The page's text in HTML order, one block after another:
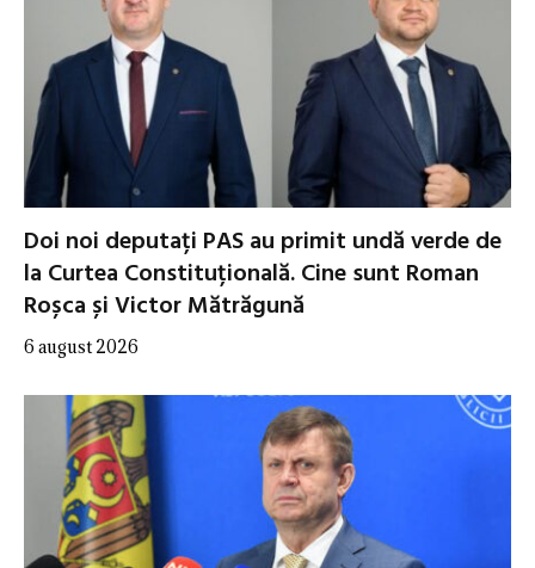
Doi noi deputați PAS au primit undă verde de
la Curtea Constituțională. Cine sunt Roman
Roșca și Victor Mătrăgună
6 august 2026